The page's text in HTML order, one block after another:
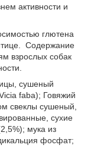
активности и
глютена
Содержание
взрослых собак
сушеный
faba); Говяжий
свеклы сушеный,
сухие
мука из
фосфат;